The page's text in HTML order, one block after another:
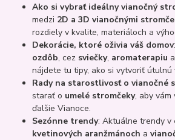
Ako si vybrať ideálny vianočný
medzi 2D a 3D vianočnými
rozdiely v kvalite, materiáloch a
Dekorácie, ktoré oživia váš domov
ozdôb, cez sviečky, aromaterapiu
nájdete tu tipy, ako si vytvoriť útulnú
Rady na starostlivosť o vianočné
starať o umelé stromčeky, aby vám
ďalšie Vianoce.
Sezónne trendy: Aktuálne trendy v
kvetinových aranžmánoch a